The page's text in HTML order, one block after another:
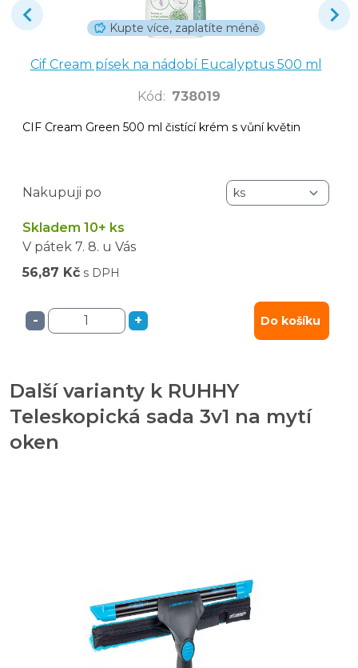
Kupte více, zaplatíte méně
Cif Cream písek na nádobí Eucalyptus 500 ml
Kód : 738019
CIF Cream Green 500 ml čistící krém s vůní květin
Nakupuji po
Skladem 10+ ks
V pátek 7. 8. u Vás
56,87 Kč s DPH
- + Do košíku
Další varianty k RUHHY
Teleskopická sada 3v1 na mytí
oken